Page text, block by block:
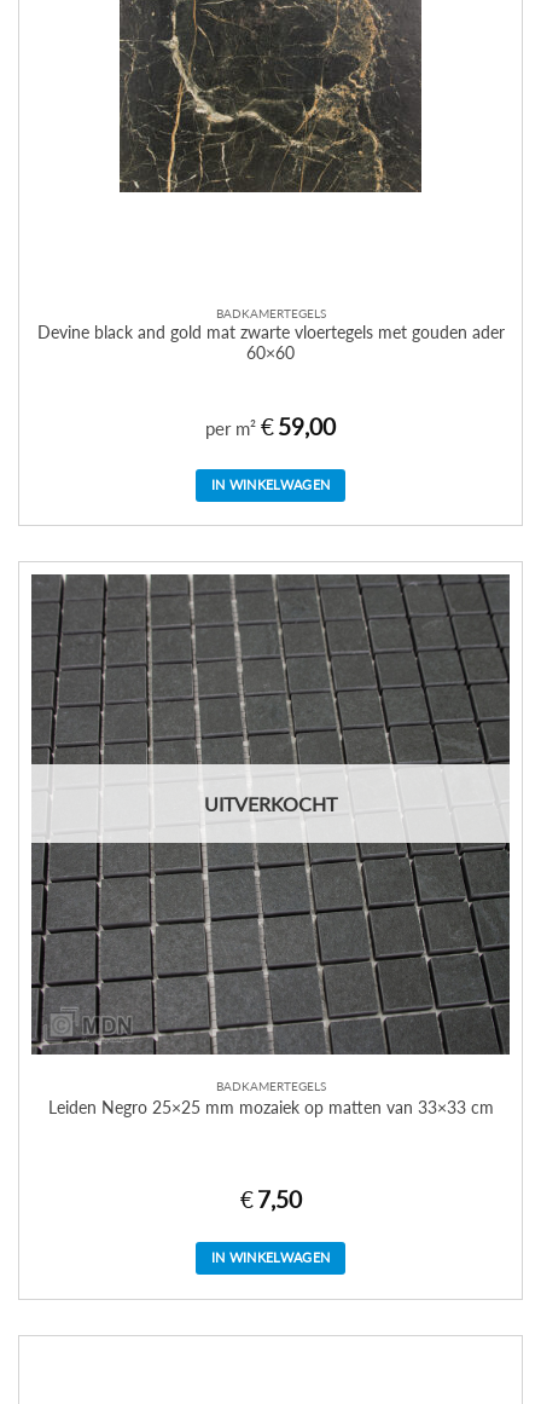
BADKAMERTEGELS
Devine black and gold mat zwarte vloertegels met gouden ader
60×60
per m² €59,00
IN WINKELWAGEN
UITVERKOCHT
BADKAMERTEGELS
Leiden Negro 25×25 mm mozaiek op matten van 33×33 cm
€ 7,50
IN WINKELWAGEN